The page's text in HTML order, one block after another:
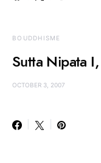
BOUDDHISME
Sutta Nipata
OCTOBER 3, 2007